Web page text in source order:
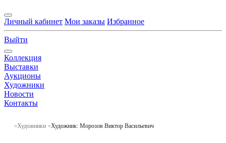
Личный кабинет Мои заказы Избранное
Выйти
Коллекция
Выставки
Аукционы
Художники
Новости
Контакты
Художники Художник: Морозов Виктор Васильевич